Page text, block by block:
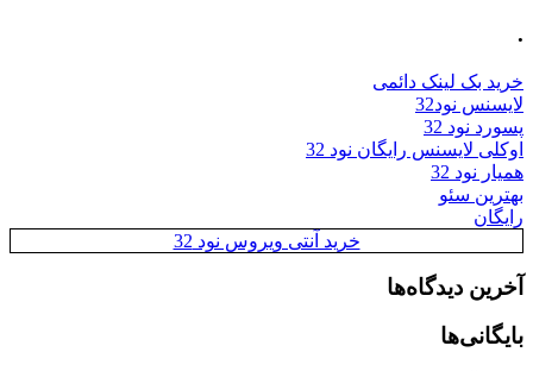
.
خرید بک لینک دائمی
لایسنس نود32
پسورد نود 32
اوکلی لایسنس رایگان نود 32
همیار نود 32
بهترین سئو
رایگان
خرید آنتی ویروس نود 32
آخرین دیدگاه‌ها
بایگانی‌ها